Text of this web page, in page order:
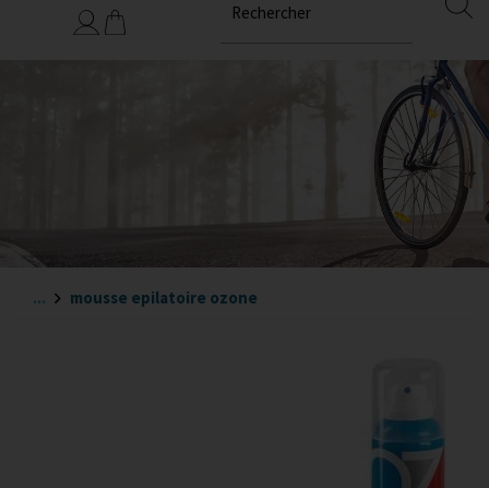
Rechercher
... mousse epilatoire ozone